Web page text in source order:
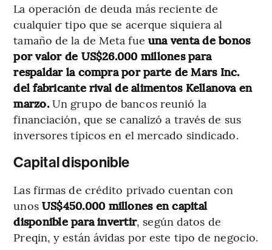
La operación de deuda más reciente de
cualquier tipo que se acerque siquiera al
tamaño de la de Meta fue una venta de bonos
por valor de US$26.000 millones para
respaldar la compra por parte de Mars Inc.
del fabricante rival de alimentos Kellanova en
marzo.Un grupo de bancos reunió la
financiación, que se canalizó a través de sus
inversores típicos en el mercado sindicado.
Capital disponible
Las firmas de crédito privado cuentan con
unos US$450.000 millones en capital
disponible para invertir, según datos de
Preqin, y están ávidas por este tipo de negocio.